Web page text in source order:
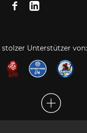
Unterstützer von: